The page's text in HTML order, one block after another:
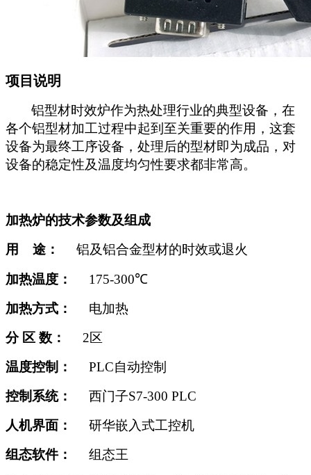
项目说明
铝型材时效炉作为热处理行业的典型设备，在
各个铝型材加工过程中起到至关重要的作用，这套
设备为最终工序设备，处理后的型材即为成品，对
设备的稳定性及温度均匀性要求都非常高。
加热炉的技术参数及组成
用 途：
铝及铝合金型材的时效或退火
加热温度： 175-300℃
加热方式：
电加热
分 区 数：
2 区
温度控制：
PLC自动控制
控制系统：
西门子S7-300 PLC
人机界面：
研华嵌入式工控机
组态软件：
组态王